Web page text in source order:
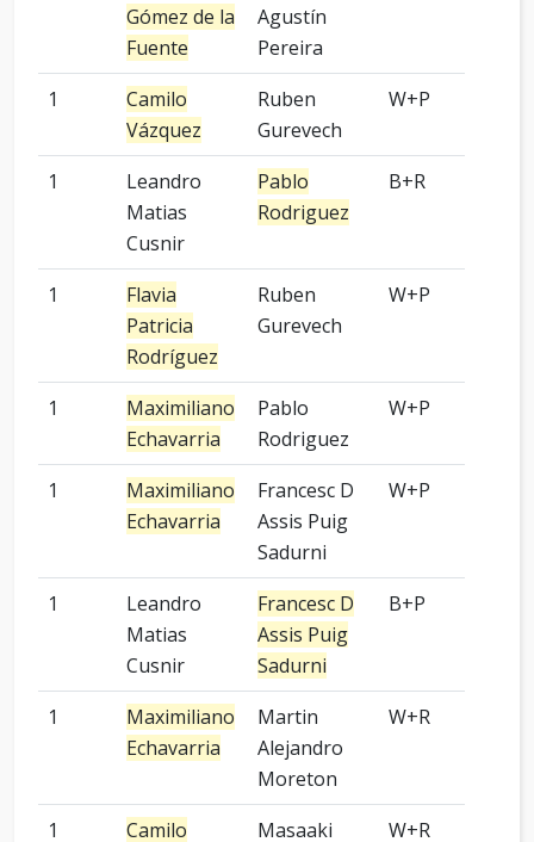
Gómez de la
Fuente
Agustín
Pereira
1
Camilo
Vázquez
Ruben
Gurevech
W+P
1
Leandro
Matias
Cusnir
Pablo
Rodriguez
B+R
1
Flavia
Patricia
Rodríguez
Ruben
Gurevech
W+P
1
Maximiliano
Echavarria
Pablo
Rodriguez
W+P
1
Maximiliano
Echavarria
Francesc D
Assis Puig
Sadurni
W+P
1
Leandro
Matias
Cusnir
Francesc D
Assis Puig
Sadurni
B+P
1
Maximiliano
Echavarria
Martin
Alejandro
Moreton
W+R
1 Camilo Masaaki W+R